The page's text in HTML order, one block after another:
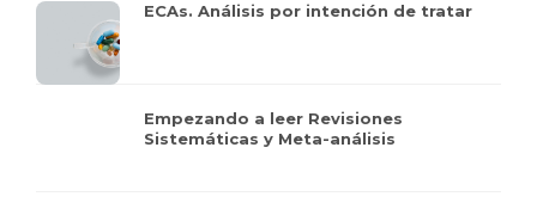
ECAs. Análisis por intención de tratar
Empezando a leer Revisiones
Sistemáticas y Meta-análisis